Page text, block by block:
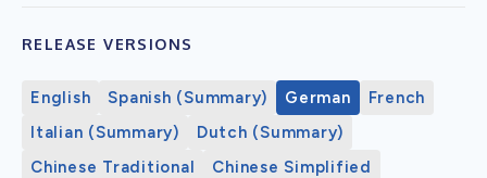
RELEASE VERSIONS
English Spanish (Summary) German
French
Italian (Summary)
Dutch (Summary)
Chinese Traditional
Chinese Simplified